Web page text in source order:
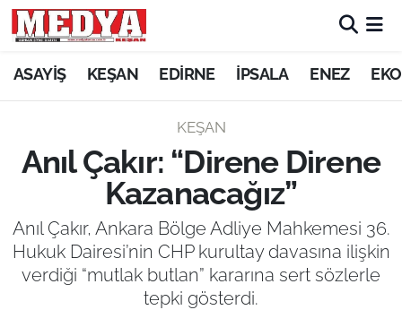
ASAYİŞ KEŞAN EDİRNE İPSALA ENEZ
KEŞAN
Anıl Çakır: “Direne Direne
Kazanacağız”
Anıl Çakır, Ankara Bölge Adliye Mahkemesi 36.
Hukuk Dairesi’nin CHP kurultay davasına ilişkin
verdiği “mutlak butlan” kararına sert sözlerle
tepki gösterdi.
KEŞAN
ASAYİŞ
SİYASET
GÜNDEM